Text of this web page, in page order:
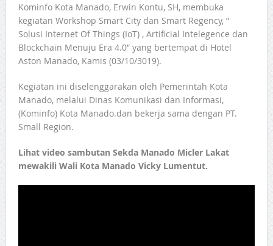
Kominfo Kota Manado, Erwin Kontu, SH, membuka
kegiatan Workshop Smart City dan Smart Regency, ”
Solusi Internet Of Things (IoT) , Artificial Intelegence dan
Blockchain Menuju Era 4.0″ yang bertempat di Hotel
Aston Manado, Kamis (03/10/3019).
Kegiatan ini diselenggarakan oleh Pemerintah Kota
Manado, melalui Dinas Komunikasi dan Informasi,
(Kominfo) Kota Manado.dan bekerja sama dengan PT.
Small Region.
Lihat video sambutan Sekda Manado Micler Lakat
mewakili Wali Kota Manado Vicky Lumentut.